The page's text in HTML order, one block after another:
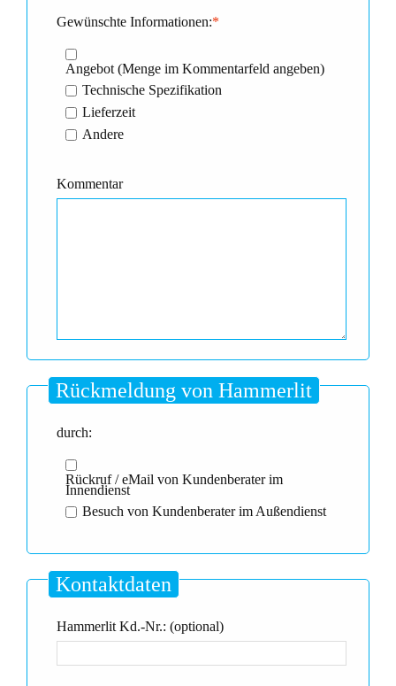
*
Gewünschte Informationen:
Angebot (Menge im Kommentarfeld angeben)
Technische Spezifikation
Lieferzeit
Andere
Kommentar
Rückmeldung von Hammerlit
durch:
Rückruf / eMail von Kundenberater im
Innendienst
Besuch von Kundenberater im Außendienst
Kontaktdaten
Hammerlit Kd.-Nr.: (optional)